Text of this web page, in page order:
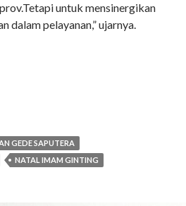
untuk mensinergikan
dalam pelayanan,” ujarnya.
GEDE SAPUTERA
NATAL IMAM GINTING